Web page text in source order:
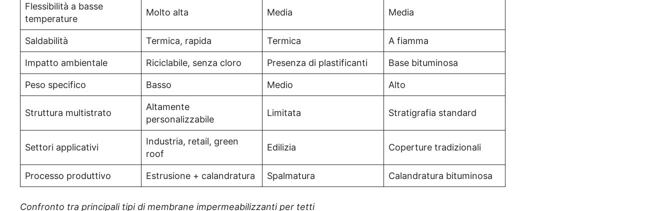
Flessibilità a basse
temperature
Molto alta Media Media
Saldabilità Termica, rapida Termica A fiamma
Impatto ambientale Riciclabile, senza cloro Presenza di plastificanti Base bituminosa
Peso specifico Basso Medio Alto
Struttura multistrato
Altamente
personalizzabile
Limitata Stratigrafia standard
Settori applicativi
Industria, retail, green
roof
Edilizia Coperture tradizionali
Processo produttivo Estrusione + calandratura Spalmatura Calandratura bituminosa
Confronto tra principali tipi di membrane impermeabilizzanti per tetti